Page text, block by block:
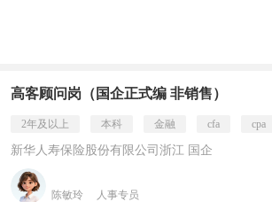
高客顾问岗（国企正式编 非销售）
2年及以上 本科 金融 cfa cpa
新华人寿保险股份有限公司浙江 国企
陈敏玲 人事专员